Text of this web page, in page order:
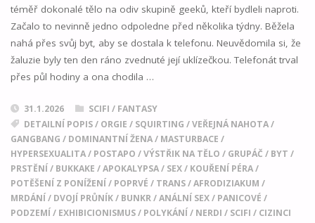
téměř dokonalé tělo na odiv skupině geeků, kteří bydleli naproti.
Začalo to nevinně jedno odpoledne před několika týdny. Běžela
nahá přes svůj byt, aby se dostala k telefonu. Neuvědomila si, že
žaluzie byly ten den ráno zvednuté její uklízečkou. Telefonát trval
přes půl hodiny a ona chodila …
31.1.2026
SCIFI / FANTASY
DETAILNÍ POPIS/ ORGIE / SQUIRTING /VEŘEJNÁ NAHOTA/
GANGBANG / DOMINANTNÍ ŽENA/ MASTURBACE /
HYPERSEXUALITA/ POSTAPO /VÝSTŘIK NA TĚLO / GRUPÁČ / BYT /
PRSTĚNÍ / BUKKAKE /APOKALYPSA/ SEX/ KOUŘENÍ PÉRA/
POTĚŠENÍ Z PONÍŽENÍ / POPRVÉ / TRANS/AFRODIZIAKUM /
MRDÁNÍ / DVOJÍ PRŮNÍK/ BUNKR/ANÁLNÍ SEX/ PANICOVÉ /
PODZEMÍ / EXHIBICIONISMUS/ POLYKÁNÍ / NERDI / SCIFI / CIZINCI